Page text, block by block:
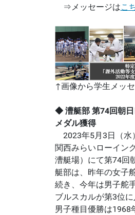
⇒メッセージはこ
↑画像から学生メッ
◆ 漕艇部 第74回朝
メダル獲得
2023年5月3日（水
関西みらいローイン
漕艇場）にて第74回
艇部は、昨年の女子
続き、今年は男子舵
ブルスカルが第3位
男子種目優勝は1968